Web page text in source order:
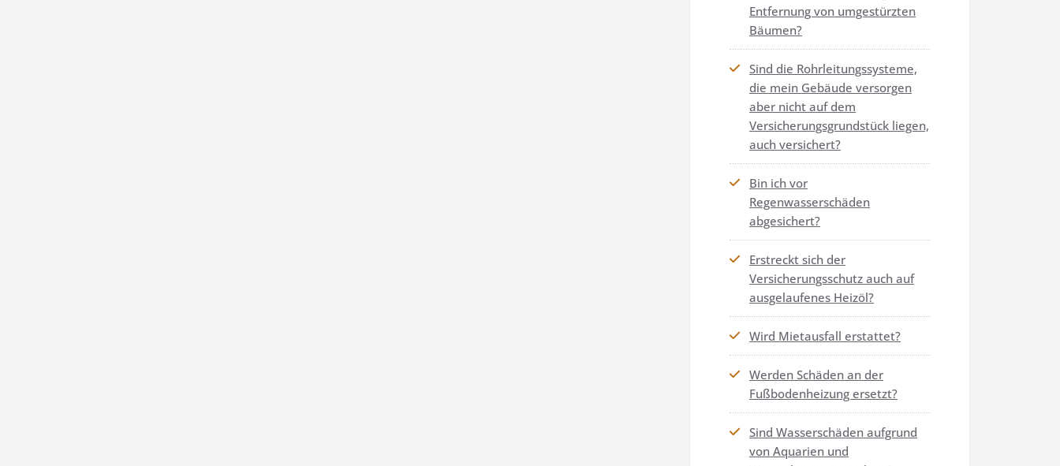
Entfernung von umgestürzten
Bäumen?
Sind die Rohrleitungssysteme,
die mein Gebäude versorgen
aber nicht auf dem
Versicherungsgrundstück liegen,
auch versichert?
Bin ich vor
Regenwasserschäden
abgesichert?
Erstreckt sich der
Versicherungsschutz auch auf
ausgelaufenes Heizöl?
Wird Mietausfall erstattet?
Werden Schäden an der
Fußbodenheizung ersetzt?
Sind Wasserschäden aufgrund
von Aquarien und